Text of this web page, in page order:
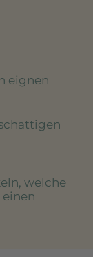
eignen
welche